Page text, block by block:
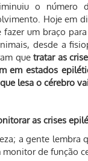
o número
Hoje em
fazer um braço
desde a
quetratar as
em estados
lesa o cérebro
as crises
a gente lembra
monitor de função